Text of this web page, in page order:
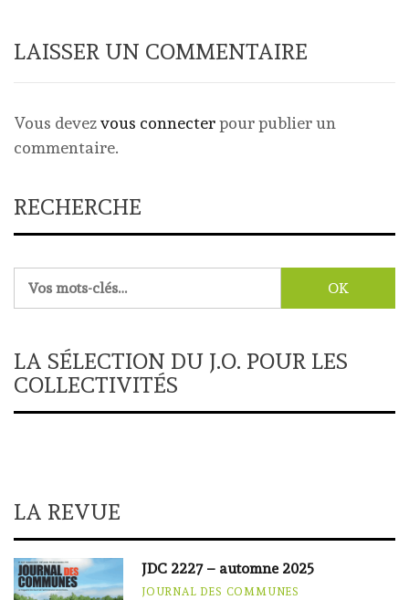
LAISSER UN COMMENTAIRE
Vous devezvous connecterpour publier un
commentaire.
RECHERCHE
LA SÉLECTION DU J.O. POUR LES
COLLECTIVITÉS
LA REVUE
JDC 2227 – automne 2025
JOURNAL DES COMMUNES